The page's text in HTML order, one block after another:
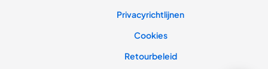
Privacyrichtlijnen
Cookies
Retourbeleid